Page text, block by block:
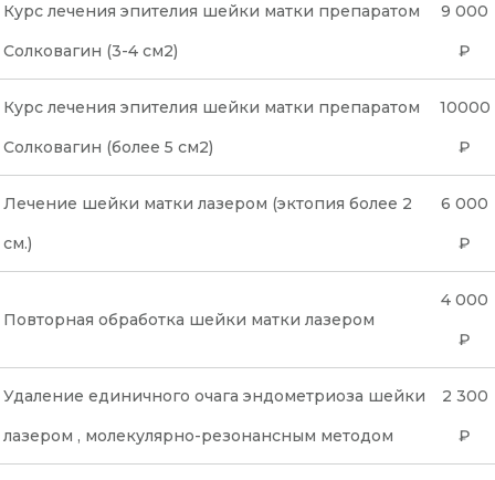
Курс лечения эпителия шейки матки препаратом
Солковагин (3-4 см2)
9 000
₽
Курс лечения эпителия шейки матки препаратом
Солковагин (более 5 см2)
10000
₽
Лечение шейки матки лазером (эктопия более 2
см.)
6 000
₽
Повторная обработка шейки матки лазером
4 000
₽
Удаление единичного очага эндометриоза шейки
лазером , молекулярно-резонансным методом
2 300
₽